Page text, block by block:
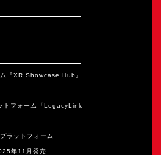
『XR Showcase Hub』
トフォーム『LegacyLink
ラットフォーム
年11月発売